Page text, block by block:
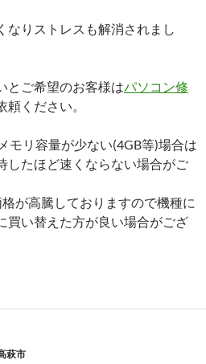
なりストレスも解消されまし
とご希望のお客様はパソコン修
頼ください。
モリ容量が少ない(4GB等)場合は
したほど速くならない場合がご
が高騰しておりますので機種に
買い替えた方が良い場合がござ
萩市